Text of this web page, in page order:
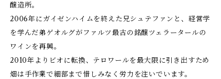
醸造所。
2006年にガイゼンハイムを終えた兄シュテファンと、経営学
を学んだ弟ゲオルグがファルツ最古の銘醸ツェラータールの
ワインを再興。
2010年よりビオに転換、テロワールを最大限に引き出すため
畑は手作業で細部まで惜しみなく労力を注いでいます。